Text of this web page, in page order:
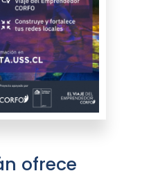
ofrece